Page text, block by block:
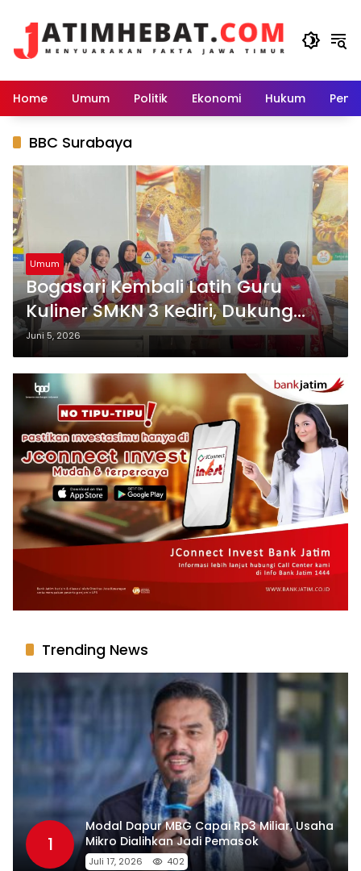
Home Umum Politik Ekonomi Hukum
BBC Surabaya
Umum
Bogasari Kembali Latih Guru
Kuliner SMKN 3 Kediri, Dukung
Pengembangan Teaching Factory
Juni 5, 2026
Trending News
1
Modal Dapur MBG Capai Rp3 Miliar, Usaha
Mikro Dialihkan Jadi Pemasok
Juli 17, 2026 402